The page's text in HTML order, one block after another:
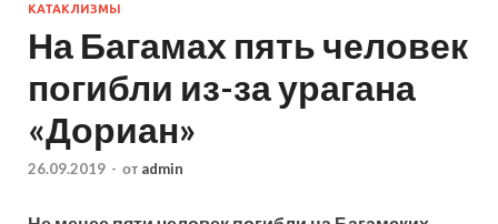
КАТАКЛИЗМЫ
На Багамах пять человек
погибли из-за урагана
«Дориан»
26.09.2019 - от admin